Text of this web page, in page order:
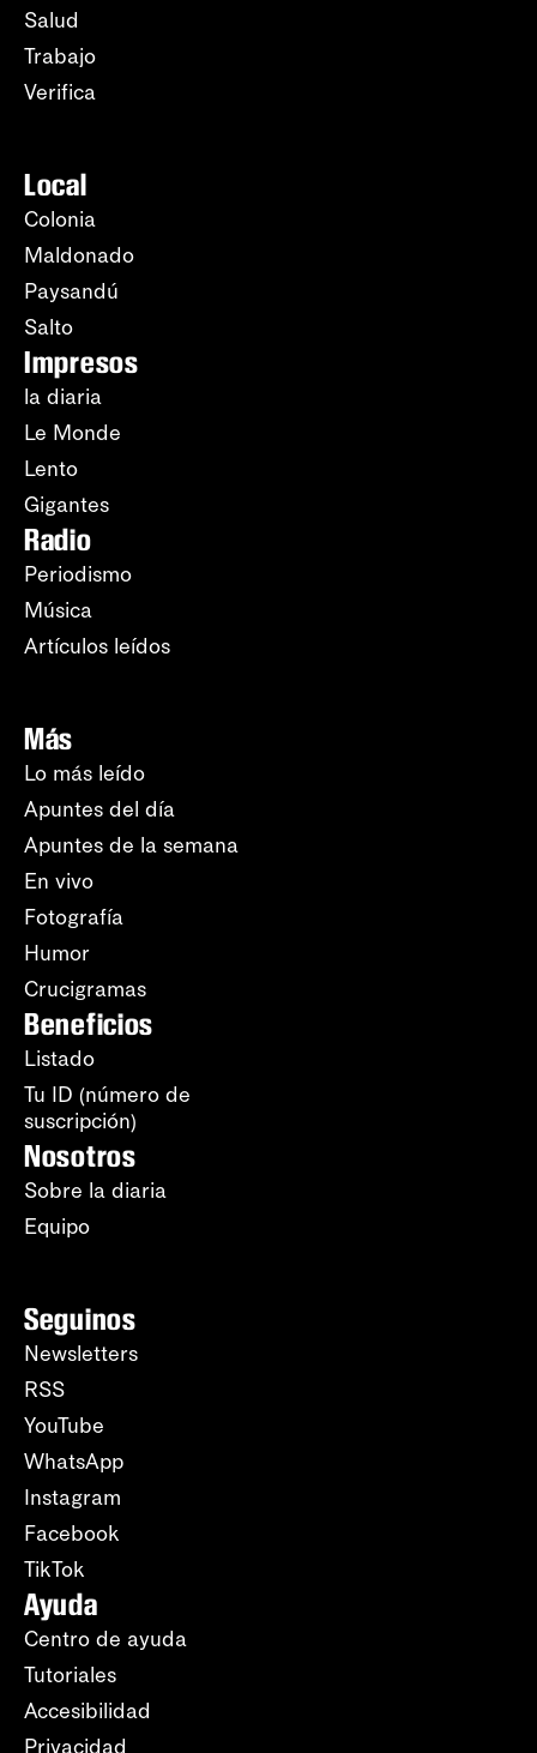
Salud
Trabajo
Verifica
Local
Colonia
Maldonado
Paysandú
Salto
Impresos
la diaria
Le Monde
Lento
Gigantes
Radio
Periodismo
Música
Artículos leídos
Más
Lo más leído
Apuntes del día
Apuntes de la semana
En vivo
Fotografía
Humor
Crucigramas
Beneficios
Listado
Tu ID (número de
suscripción)
Nosotros
Sobre la diaria
Equipo
Seguinos
Newsletters
RSS
YouTube
WhatsApp
Instagram
Facebook
TikTok
Ayuda
Centro de ayuda
Tutoriales
Accesibilidad
Privacidad